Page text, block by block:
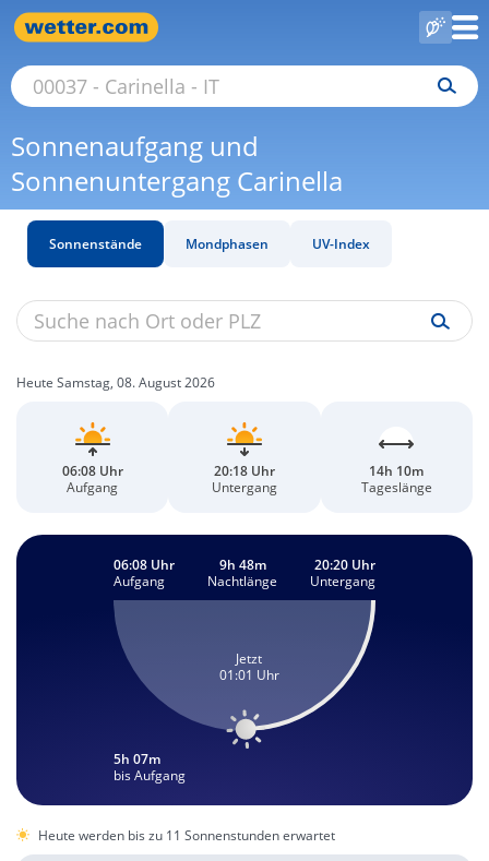
Sonnenaufgang und
Sonnenuntergang Carinella
Sonnenstände Mondphasen UV-Index
Heute Samstag, 08. August 2026
06:08 Uhr
Aufgang
20:18 Uhr
Untergang
14h 10m
Tageslänge
5h 07m
bis Aufgang
Jetzt
01:01 Uhr
06:08 Uhr
Aufgang
9h 48m
Nachtlänge
20:20 Uhr
Untergang
Heute werden bis zu 11 Sonnenstunden erwartet